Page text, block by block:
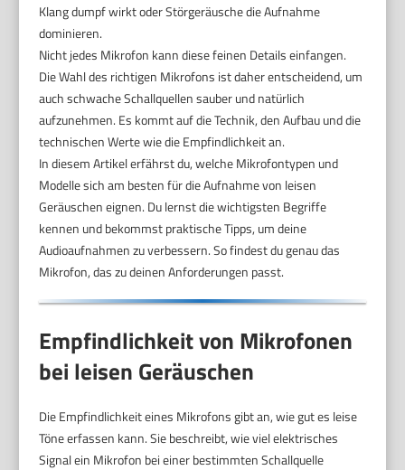
Klang dumpf wirkt oder Störgeräusche die Aufnahme
dominieren.
Nicht jedes Mikrofon kann diese feinen Details einfangen.
Die Wahl des richtigen Mikrofons ist daher entscheidend, um
auch schwache Schallquellen sauber und natürlich
aufzunehmen. Es kommt auf die Technik, den Aufbau und die
technischen Werte wie die Empfindlichkeit an.
In diesem Artikel erfährst du, welche Mikrofontypen und
Modelle sich am besten für die Aufnahme von leisen
Geräuschen eignen. Du lernst die wichtigsten Begriffe
kennen und bekommst praktische Tipps, um deine
Audioaufnahmen zu verbessern. So findest du genau das
Mikrofon, das zu deinen Anforderungen passt.
Empfindlichkeit von Mikrofonen
bei leisen Geräuschen
Die Empfindlichkeit eines Mikrofons gibt an, wie gut es leise
Töne erfassen kann. Sie beschreibt, wie viel elektrisches
Signal ein Mikrofon bei einer bestimmten Schallquelle